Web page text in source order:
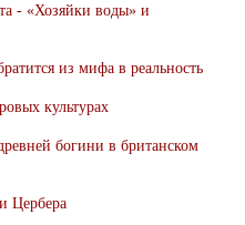
- «Хозяйки воды» и
из мифа в реальность
культурах
богини в британском
Цербера